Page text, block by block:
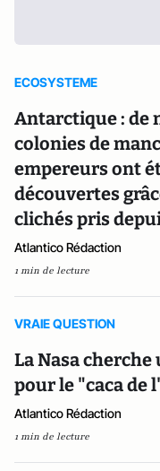
ECOSYSTEME
Antarctique : de
colonies de
empereurs ont
découvertes
clichés pris
Atlantico Rédaction
1 min de lecture
VRAIE QUESTION
La Nasa cherche
pour le "caca de
Atlantico Rédaction
1 min de lecture